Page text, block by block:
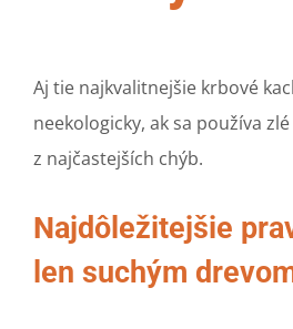
Aj tie najkvalitnejšie krbové
neekologicky, ak sa používa
z najčastejších chýb.
Najdôležitejšie
len suchým